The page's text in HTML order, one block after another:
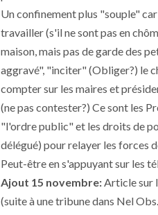
Un confinement plus "souple"
travailler (s'il ne sont pas en
maison, mais pas de garde des
aggravé", "inciter" (Obliger?) le
compter sur les maires et
(ne pas contester?) Ce sont les
"l'ordre public" et les droits de
délégué) pour relayer les forces
Peut-être en s'appuyant sur les
Ajout 15 novembre:Article sur
(suite à une tribune dans Nel